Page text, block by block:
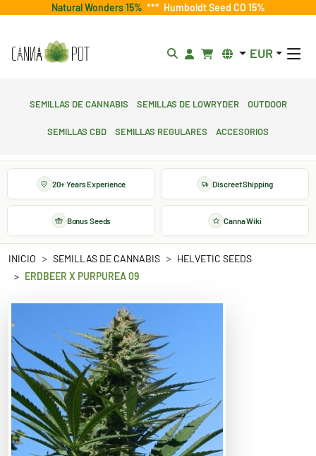
Natural Wonders 15% *** Humboldt Seed CO 15%
EUR
Semillas de cannabis Semillas de lowryder Outdoor
Semillas CBD Semillas regulares Accesorios
20+ Years Experience Discreet Shipping
Bonus Seeds Canna Wiki
INICIO SEMILLAS DE CANNABIS
HELVETIC SEEDS
ERDBEER X PURPUREA 09